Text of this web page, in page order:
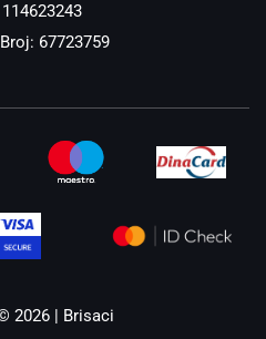
114623243
67723759
2026 | Brisaci